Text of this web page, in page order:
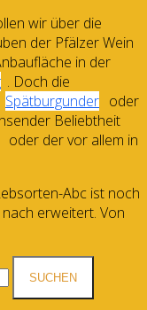
wir über die
der Pfälzer Wein
in der
. Doch die
Spätburgunder oder
Beliebtheit
oder der vor allem in
Abc ist noch
erweitert. Von